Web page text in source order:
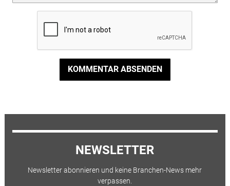
KOMMENTAR ABSENDEN
NEWSLETTER
Newsletter abonnieren und keine Branchen-News mehr
verpassen.